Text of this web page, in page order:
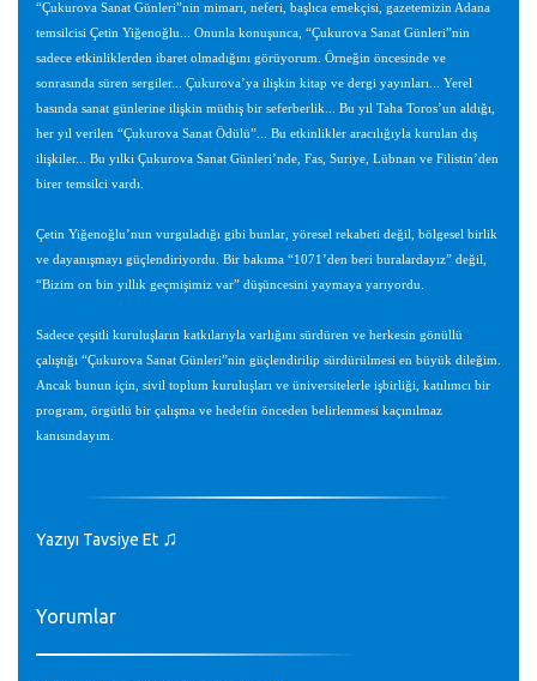
“Çukurova Sanat Günleri”nin mimarı, neferi, başlıca emekçisi, gazetemizin Adana
temsilcisi Çetin Yiğenoğlu... Onunla konuşunca, “Çukurova Sanat Günleri”nin
sadece etkinliklerden ibaret olmadığını görüyorum. Örneğin öncesinde ve
sonrasında süren sergiler... Çukurova’ya ilişkin kitap ve dergi yayınları... Yerel
basında sanat günlerine ilişkin müthiş bir seferberlik... Bu yıl Taha Toros’un aldığı,
her yıl verilen “Çukurova Sanat Ödülü”... Bu etkinlikler aracılığıyla kurulan dış
ilişkiler... Bu yılki Çukurova Sanat Günleri’nde, Fas, Suriye, Lübnan ve Filistin’den
birer temsilci vardı.
Çetin Yiğenoğlu’nun vurguladığı gibi bunlar, yöresel rekabeti değil, bölgesel birlik
ve dayanışmayı güçlendiriyordu. Bir bakıma “1071’den beri buralardayız” değil,
“Bizim on bin yıllık geçmişimiz var” düşüncesini yaymaya yarıyordu.
Sadece çeşitli kuruluşların katkılarıyla varlığını sürdüren ve herkesin gönüllü
çalıştığı “Çukurova Sanat Günleri”nin güçlendirilip sürdürülmesi en büyük dileğim.
Ancak bunun için, sivil toplum kuruluşları ve üniversitelerle işbirliği, katılımcı bir
program, örgütlü bir çalışma ve hedefin önceden belirlenmesi kaçınılmaz
kanısındayım.
Yazıyı Tavsiye Et ♫
Yorumlar